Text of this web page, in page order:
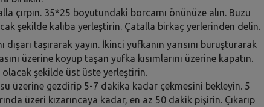
çırpın. 35*25 boyutundaki borcamı önünüze alın. Buzu
şekilde kalıba yerleştirin. Çatalla birkaç yerlerinden delin.
taşırarak yayın. İkinci yufkanın yarısını buruşturarak
üzerine koyup taşan yufka kısımlarını üzerine kapatın.
şekilde üst üste yerleştirin.
üzerine gezdirip 5-7 dakika kadar çekmesini bekleyin. 5
üzeri kızarıncaya kadar, en az 50 dakik pişirin. Çıkarıp